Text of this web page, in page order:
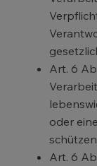
Art. 6
oder
Art. 6